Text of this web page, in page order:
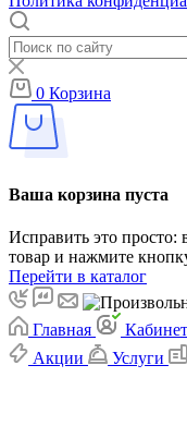
0 Корзина
Ваша корзина пуста
Исправить это просто:
товар и нажмите
Перейти в каталог
Главная Кабинет
Акции Услуги